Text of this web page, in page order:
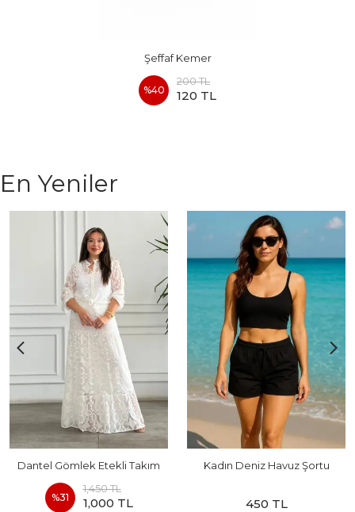
Şeffaf Kemer
%40
200 TL
120 TL
En Yeniler
Dantel Gömlek Etekli Takım
%31
1,450 TL
1,000 TL
Kadın Deniz Havuz Şortu
450 TL